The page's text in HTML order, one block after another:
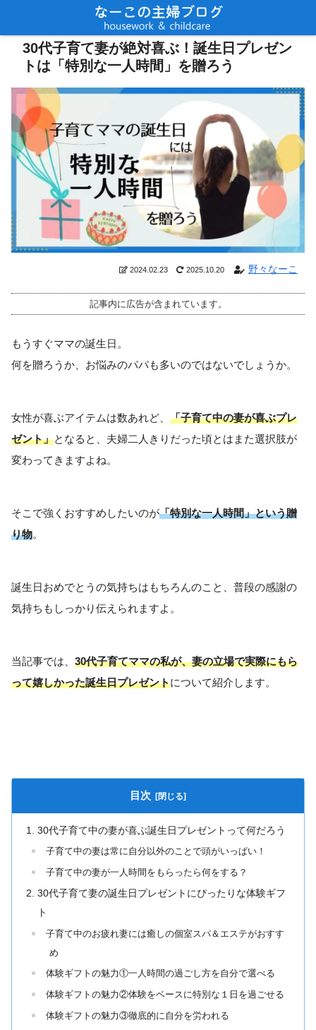
30代子育て妻が絶対喜ぶ！誕生日プレゼン
トは「特別な一人時間」を贈ろう
2024.02.23 2025.10.20 野々なーこ
記事内に広告が含まれています。
もうすぐママの誕生日。
何を贈ろうか、お悩みのパパも多いのではないでしょうか。
女性が喜ぶアイテムは数あれど、 「子育て中の妻が喜ぶプレ
ゼント」となると、夫婦二人きりだった頃とはまた選択肢が
変わってきますよね。
そこで強くおすすめしたいのが「特別な一人時間」という贈
り物。
誕生日おめでとうの気持ちはもちろんのこと、普段の感謝の
気持ちもしっかり伝えられますよ。
当記事では、 30代子育てママの私が、妻の立場で実際にもら
って嬉しかった誕生日プレゼントについて紹介します。
目次
30代子育て中の妻が喜ぶ誕生日プレゼントって何だろう
子育て中の妻は常に自分以外のことで頭がいっぱい！
子育て中の妻が一人時間をもらったら何をする？
30代子育て妻の誕生日プレゼントにぴったりな体験ギフ
ト
子育て中のお疲れ妻には癒しの個室スパ＆エステがおすす
め
体験ギフトの魅力①一人時間の過ごし方を自分で選べる
体験ギフトの魅力②体験をベースに特別な１日を過ごせる
体験ギフトの魅力③徹底的に自分を労われる